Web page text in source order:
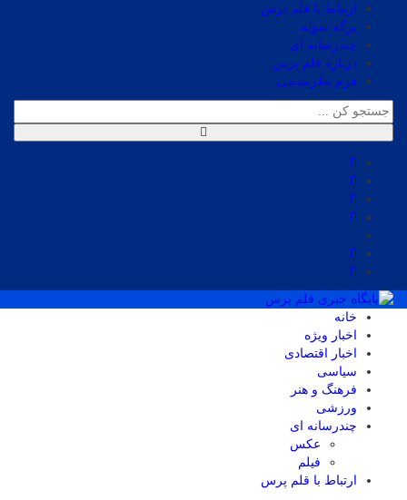
ارتباط با قلم پرس
برگه نمونه
چندرسانه ای
درباره قلم پرس
فرم نظرسنجی
خانه
اخبار ویژه
اخبار اقتصادی
سیاسی
فرهنگ و هنر
ورزشی
چندرسانه ای
عکس
فیلم
ارتباط با قلم پرس